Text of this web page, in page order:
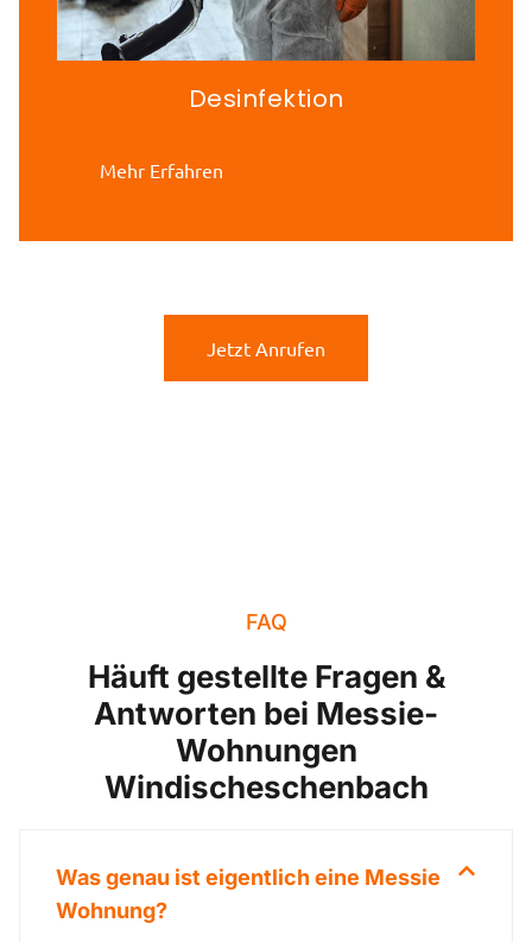
Desinfektion
Mehr Erfahren
Jetzt Anrufen
FAQ
Häuft gestellte Fragen &
Antworten bei Messie-
Wohnungen
Windischeschenbach
Was genau ist eigentlich eine Messie
Wohnung?